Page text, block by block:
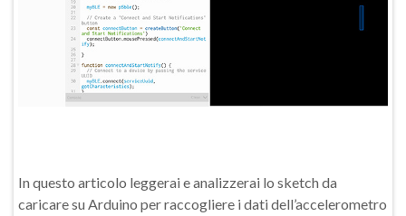
In questo articolo leggerai e analizzerai lo sketch da
caricare su Arduino per raccogliere i dati dell’accelerometro